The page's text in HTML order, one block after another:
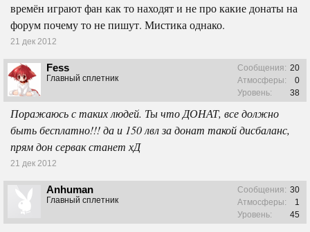
времён играют фан как то находят и не про какие донаты на
форум почему то не пишут. Мистика однако.
21 дек 2012
Fess
Главный сплетник
Сообщения: 20
Атмосферы:
0
Уровень:
38
Поражаюсь с таких людей. Ты что ДОНАТ, все должно
быть бесплатно!!! да и 150 лвл за донат такой дисбаланс,
прям дон сервак станет хД
21 дек 2012
Anhuman
Главный сплетник
Сообщения: 30
Атмосферы:
1
Уровень:
45